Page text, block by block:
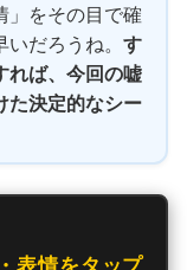
」をその目で確
だろうね。 す
れば、今回の嘘
た決定的なシー